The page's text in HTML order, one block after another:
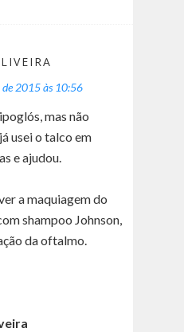
de 2015 às 10:56
mas não
usei o talco em
e ajudou.
a maquiagem do
shampoo Johnson,
da oftalmo.